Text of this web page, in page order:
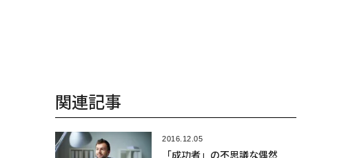
関連記事
2016.12.05
「成功者」の不思議な偶然